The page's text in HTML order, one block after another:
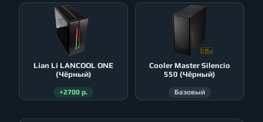
Lian Li LANCOOL ONE
(Чёрный)
+2700 р.
Cooler Master Silencio
550 (Чёрный)
Базовый